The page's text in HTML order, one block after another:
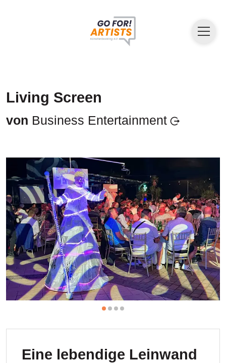
Living Screen
von Business Entertainment
Eine lebendige Leinwand